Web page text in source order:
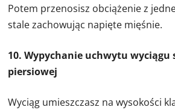
Potem przenosisz obciążenie z
stale zachowując napięte mięśnie.
10. Wypychanie uchwytu wyciągu
piersiowej
Wyciąg umieszczasz na wysokości